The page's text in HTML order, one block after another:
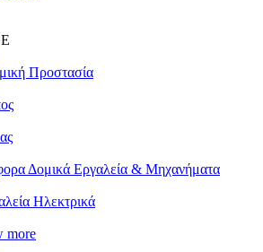
Προστασία
Δομικά Εργαλεία & Μηχανήματα
Ηλεκτρικά
more